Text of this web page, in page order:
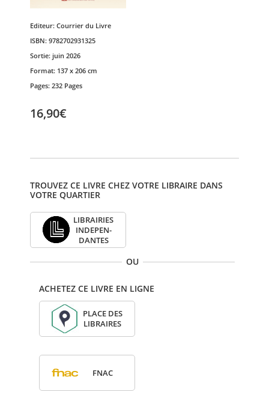
Editeur: Courrier du Livre
ISBN: 9782702931325
Sortie: juin 2026
Format: 137 x 206 cm
Pages: 232 Pages
16,90€
TROUVEZ CE LIVRE CHEZ VOTRE LIBRAIRE DANS
VOTRE QUARTIER
LIBRAI­RIES
INDE­PEN­
DANTES
OU
ACHETEZ CE LIVRE EN LIGNE
PLACE DES
LIBRAIRES
FNAC